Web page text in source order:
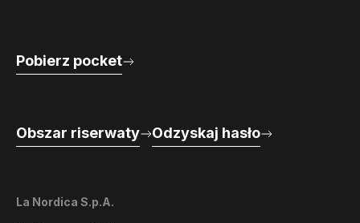
La Nordica S.p.A.
Pobierz pocket
Obszar riserwaty Odzyskaj hasło